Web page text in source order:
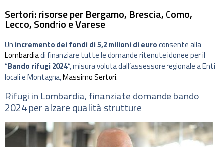
Sertori: risorse per Bergamo, Brescia, Como,
Lecco, Sondrio e Varese
Un incremento dei fondi di 5,2 milioni di euroconsente alla
Lombardiadi finanziare tutte le domande ritenute idonee per il
“Bando rifugi 2024“, misura voluta dall’assessore regionale a Enti
locali e Montagna,Massimo Sertori.
Rifugi in Lombardia, finanziate domande bando
2024 per alzare qualità strutture